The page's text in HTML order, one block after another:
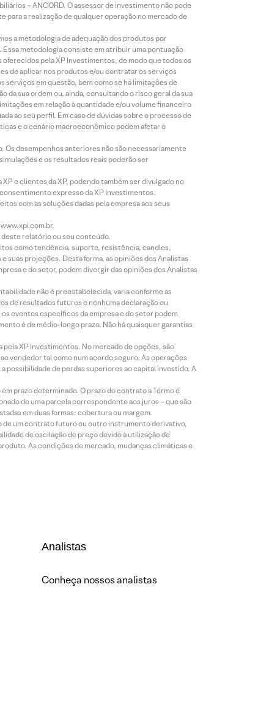
– ANCORD. O assessor de investimento não pode
a realização de qualquer operação no mercado de
a metodologia de adequação dos produtos por
metodologia consiste em atribuir uma pontuação
pela XP Investimentos, de modo que todos os
de aplicar nos produtos e/ou contratar os serviços
em questão, bem como se há limitações de
sua ordem ou, ainda, consultando o risco geral da sua
em relação à quantidade e/ou volume financeiro
ao seu perfil. Em caso de dúvidas sobre o processo de
e o cenário macroeconômico podem afetar o
desempenhos anteriores não são necessariamente
e os resultados reais poderão ser
e clientes da XP, podendo também ser divulgado no
expresso da XP Investimentos.
com as soluções dadas pela empresa aos seus
relatório ou seu conteúdo.
como tendência, suporte, resistência, candles,
suas projeções. Desta forma, as opiniões dos Analistas
e do setor, podem divergir das opiniões dos Analistas
não é preestabelecida, varia conforme as
de resultados futuros e nenhuma declaração ou
eventos específicos da empresa e do setor podem
é de médio-longo prazo. Não há quaisquer garantias
XP Investimentos. No mercado de opções, são
vendedor tal como num acordo seguro. As operações
possibilidade de perdas superiores ao capital investido. A
prazo determinado. O prazo do contrato a Termo é
de uma parcela correspondente aos juros – que são
em duas formas: cobertura ou margem.
de um contrato futuro ou outro instrumento derivativo,
de oscilação de preço devido à utilização de
As condições de mercado, mudanças climáticas e
Analistas
Conheça nossos analistas